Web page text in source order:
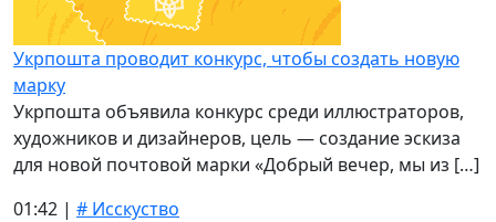
Укрпошта проводит конкурс, чтобы создать новую
марку
Укрпошта объявила конкурс среди иллюстраторов,
художников и дизайнеров, цель — создание эскиза
для новой почтовой марки «Добрый вечер, мы из […]
01:42 | # Исскуство